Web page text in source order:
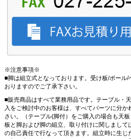
※注意事項※
■脚は組立式となっております。受け板/ポール
おりますのでご了承下さい。
■販売商品はすべて業務用品です。テーブル・
入をご検討中のお客様は、すべてパーツに分
さい。（テーブル(脚付）をご購入の場合も天
板と脚および脚の組立、取り付けに関しまして
の自己責任で行なって頂きます。組立時に生じ